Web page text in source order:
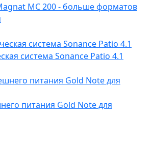
MC 200 - больше форматов
система Sonance Patio 4.1
питания Gold Note для